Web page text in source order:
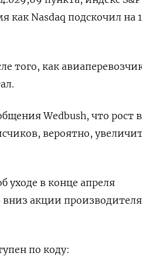
как ​Nasdaq подскочил на
того, как
Wedbush, что рост
вероятно,
уходе в конце апреля
акции производителя
по коду: